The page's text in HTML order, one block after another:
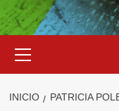
primario
INICIO PATRICIA